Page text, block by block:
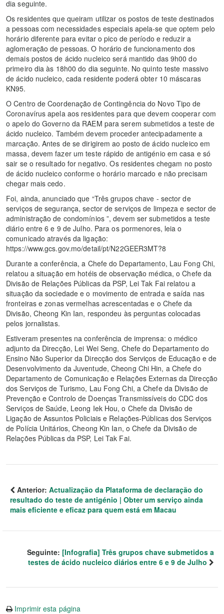
dia seguinte.
Os residentes que queiram utilizar os postos de teste destinados
a pessoas com necessidades especiais apela-se que optem pelo
horário diferente para evitar o pico de período e reduzir a
aglomeração de pessoas. O horário de funcionamento dos
demais postos de ácido nucleico será mantido das 9h00 do
primeiro dia às 18h00 do dia seguinte. No quinto teste massivo
de ácido nucleico, cada residente poderá obter 10 máscaras
KN95.
O Centro de Coordenação de Contingência do Novo Tipo de
Coronavírus apela aos residentes para que devem cooperar com
o apelo do Governo da RAEM para serem submetidos a teste de
ácido nucleico. Também devem proceder antecipadamente a
marcação. Antes de se dirigirem ao posto de ácido nucleico em
massa, devem fazer um teste rápido de antigénio em casa e só
sair se o resultado for negativo. Os residentes chegam no posto
de ácido nucleico conforme o horário marcado e não precisam
chegar mais cedo.
Foi, ainda, anunciado que “Três grupos chave - sector de
serviços de segurança, sector de serviços de limpeza e sector de
administração de condomínios ”, devem ser submetidos a teste
diário entre 6 e 9 de Julho. Para os pormenores, leia o
comunicado através da ligação:
https://www.gcs.gov.mo/detail/pt/N22GEER3MT?8
Durante a conferência, a Chefe do Departamento, Lau Fong Chi,
relatou a situação em hotéis de observação médica, o Chefe da
Divisão de Relações Públicas da PSP, Lei Tak Fai relatou a
situação da sociedade e o movimento de entrada e saída nas
fronteiras e zonas vermelhas acrescentadas e o Chefe da
Divisão, Cheong Kin Ian, respondeu às perguntas colocadas
pelos jornalistas.
Estiveram presentes na conferência de imprensa: o médico
adjunto da Direcção, Lei Wei Seng, Chefe do Departamento do
Ensino Não Superior da Direcção dos Serviços de Educação e de
Desenvolvimento da Juventude, Cheong Chi Hin, a Chefe do
Departamento de Comunicação e Relações Externas da Direcção
dos Serviços de Turismo, Lau Fong Chi, a Chefe da Divisão de
Prevenção e Controlo de Doenças Transmissíveis do CDC dos
Serviços de Saúde, Leong Iek Hou, o Chefe da Divisão de
Ligação de Assuntos Policiais e Relações-Públicas dos Serviços
de Polícia Unitários, Cheong Kin Ian, o Chefe da Divisão de
Relações Públicas da PSP, Lei Tak Fai.
Anterior: Actualização da Plataforma de declaração do
resultado do teste de antigénio | Obter um serviço ainda
mais eficiente e eficaz para quem está em Macau
Seguinte: [Infografia] Três grupos chave submetidos a
testes de ácido nucleico diários entre 6 e 9 de Julho
Imprimir esta página